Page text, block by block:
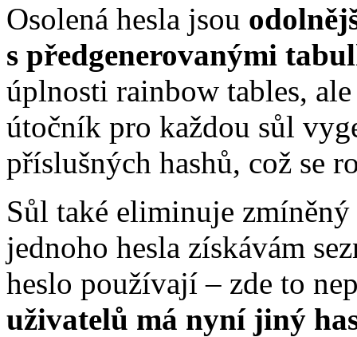
Osolená hesla jsou
s předgenerovanými
úplnosti rainbow tables,
útočník pro každou sůl
příslušných hashů, což se
Sůl také eliminuje
jednoho hesla získávám
heslo používají – zde to
uživatelů má nyní jiný